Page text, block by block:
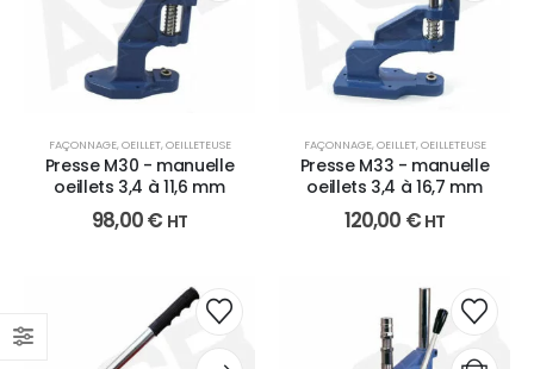
FAÇONNAGE,OEILLET,OEILLETEUSE
Presse M30 - manuelle
oeillets 3,4 à 11,6 mm
98,00€ HT
FAÇONNAGE,OEILLET,OEILLETEUSE
Presse M33 - manuelle
oeillets 3,4 à 16,7 mm
120,00 € HT